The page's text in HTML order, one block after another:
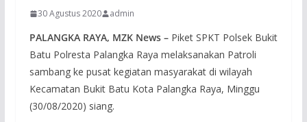
30 Agustus 2020 admin
PALANGKA RAYA, MZK News – Piket SPKT Polsek Bukit
Batu Polresta Palangka Raya melaksanakan Patroli
sambang ke pusat kegiatan masyarakat di wilayah
Kecamatan Bukit Batu Kota Palangka Raya, Minggu
(30/08/2020) siang.